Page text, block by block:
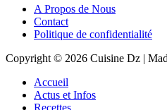
A Propos de Nous
Contact
Politique de confidentialité
Copyright © 2026 Cuisine Dz |
Accueil
Actus et Infos
Recettes